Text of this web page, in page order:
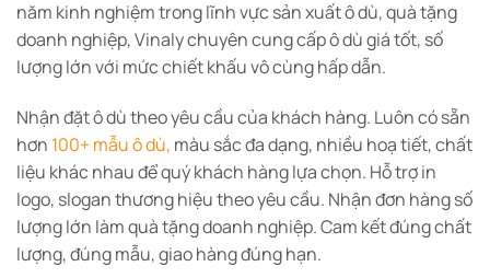
năm kinh nghiệm trong lĩnh vực sản xuất ô dù, quà tặng
doanh nghiệp, Vinaly chuyên cung cấp ô dù giá tốt, số
lượng lớn với mức chiết khấu vô cùng hấp dẫn.
Nhận đặt ô dù theo yêu cầu của khách hàng. Luôn có sẵn
hơn 100+ mẫu ô dù, màu sắc đa dạng, nhiều hoạ tiết, chất
liệu khác nhau để quý khách hàng lựa chọn. Hỗ trợ in
logo, slogan thương hiệu theo yêu cầu. Nhận đơn hàng số
lượng lớn làm quà tặng doanh nghiệp. Cam kết đúng chất
lượng, đúng mẫu, giao hàng đúng hạn.